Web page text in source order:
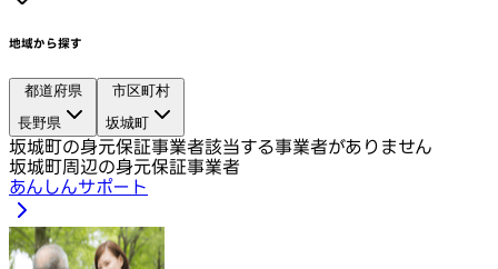
地域から探す
都道府県
長野県
市区町村
坂城町
坂城町の身元保証事業者該当する事業者がありません
坂城町周辺の身元保証事業者
あんしんサポート